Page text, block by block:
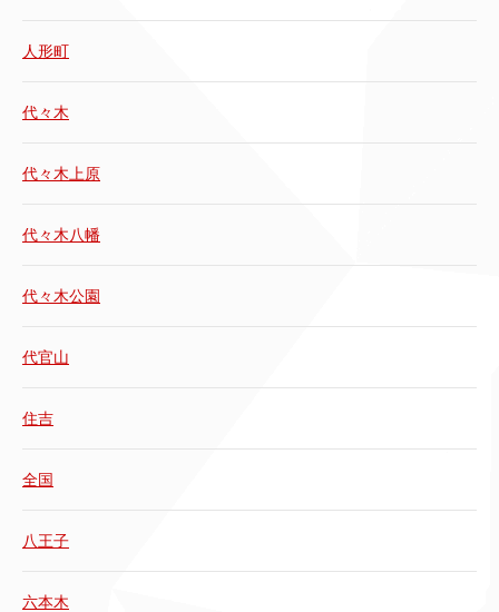
人形町
代々木
代々木上原
代々木八幡
代々木公園
代官山
住吉
全国
八王子
六本木